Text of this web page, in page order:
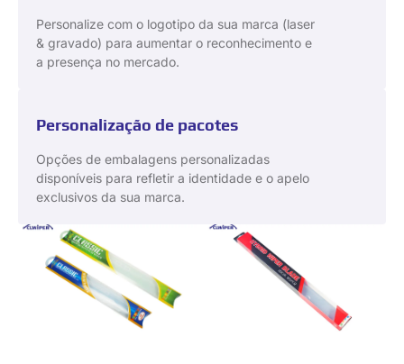
Personalize com o logotipo da sua marca (laser
& gravado) para aumentar o reconhecimento e
a presença no mercado.
Personalização de pacotes
Opções de embalagens personalizadas
disponíveis para refletir a identidade e o apelo
exclusivos da sua marca.